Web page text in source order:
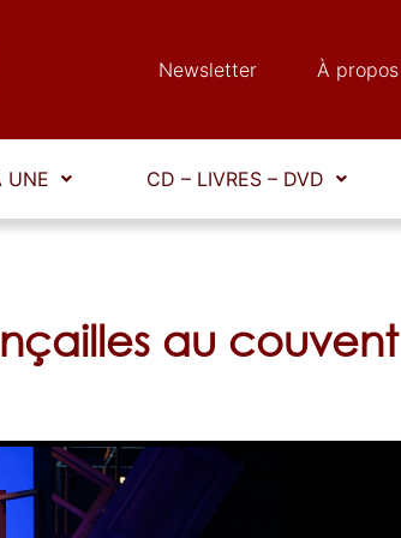
Newsletter À propos
UNE CD – LIVRES – DVD
au couvent